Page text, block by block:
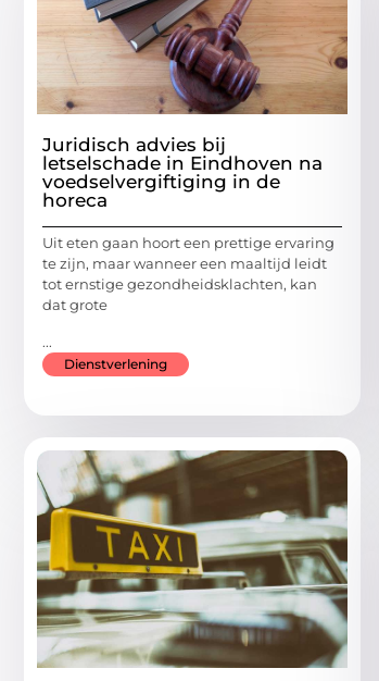
Juridisch advies bij
letselschade in Eindhoven na
voedselvergiftiging in de
horeca
Uit eten gaan hoort een prettige ervaring
te zijn, maar wanneer een maaltijd leidt
tot ernstige gezondheidsklachten, kan
dat grote
...
Dienstverlening